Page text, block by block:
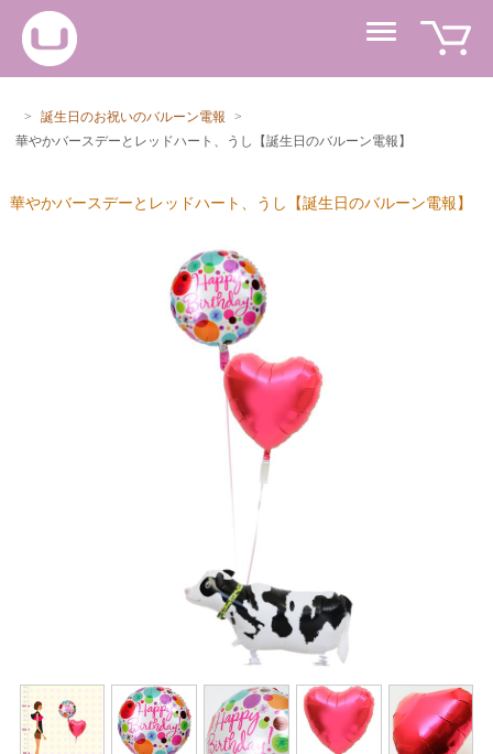
> 誕生日のお祝いのバルーン電報
>
華やかバースデーとレッドハート、うし【誕生日のバルーン電報】
華やかバースデーとレッドハート、うし【誕生日のバルーン電報】